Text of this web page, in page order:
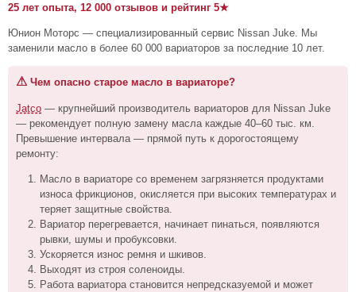
25 лет опыта, 12 000 отзывов и рейтинг 5★
Юнион Моторс — специализированный сервис Nissan Juke. Мы
заменили масло в более 60 000 вариаторов за последние 10 лет.
⚠Чем опасно старое масло в вариаторе?
Jatco — крупнейший производитель вариаторов для Nissan Juke
— рекомендует полную замену масла каждые 40–60 тыс. км.
Превышение интервала — прямой путь к дорогостоящему
ремонту:
Масло в вариаторе со временем загрязняется продуктами
износа фрикционов, окисляется при высоких температурах и
теряет защитные свойства.
Вариатор перегревается, начинает пинаться, появляются
рывки, шумы и пробуксовки.
Ускоряется износ ремня и шкивов.
Выходят из строя соленоиды.
Работа вариатора становится непредсказуемой и может